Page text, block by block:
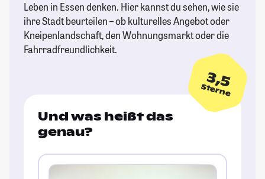
Leben in Essen denken. Hier kannst du sehen, wie sie
ihre Stadt beurteilen – ob kulturelles Angebot oder
Kneipenlandschaft, den Wohnungsmarkt oder die
Fahrradfreundlichkeit.
3,5
Sterne
Und was heißt das
genau?